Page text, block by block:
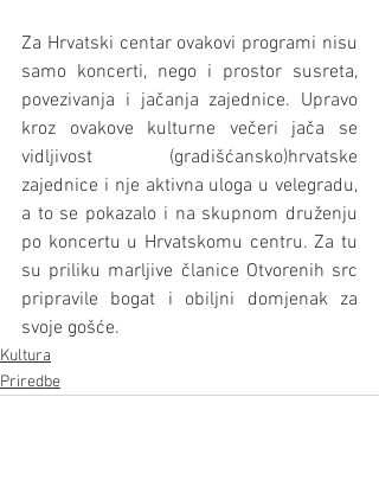
Za Hrvatski centar ovakovi programi nisu
samo koncerti, nego i prostor susreta,
povezivanja i jačanja zajednice. Upravo
kroz ovakove kulturne večeri jača se
vidljivost (gradišćansko)hrvatske
zajednice i nje aktivna uloga u velegradu,
a to se pokazalo i na skupnom druženju
po koncertu u Hrvatskomu centru. Za tu
su priliku marljive članice Otvorenih src
pripravile bogat i obiljni domjenak za
svoje gošće.
Kultura
Priredbe